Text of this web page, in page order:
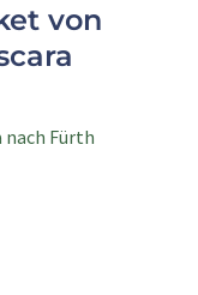
von
nach Fürth